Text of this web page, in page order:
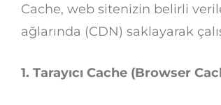
Cache, web sitenizin belirli
ağlarında (CDN) saklayarak
1. Tarayıcı Cache (Browser